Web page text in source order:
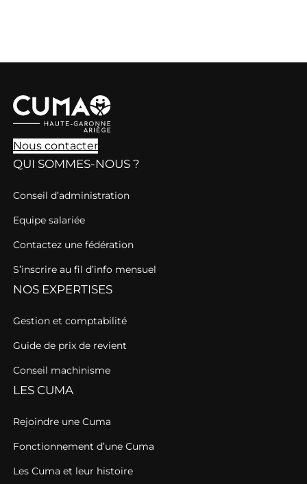
Nous contacter
QUI SOMMES-NOUS ?
Conseil d’administration
Equipe salariée
Contactez une fédération
S’inscrire au fil d’info mensuel
NOS EXPERTISES
Gestion et comptabilité
Guide de prix de revient
Conseil machinisme
LES CUMA
Rejoindre une Cuma
Fonctionnement d’une Cuma
Les Cuma et leur histoire